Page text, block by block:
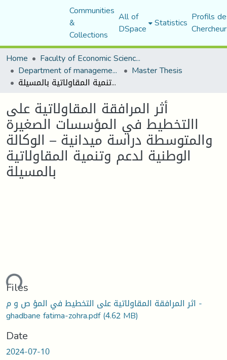
Communities
&
Collections
All of
DSpace Statistics Profils
Home
Faculty of Economic Sciences, Commerce and Management Sciences
Department of management sciences Master Thesis
أثر المرافقة المقاولاتية على االتخطيط في المؤسسات الصغيرة والمتوسطة دراسة ميدانية – الوكالة الوطنية لدعم وتنمية المقاولاتية بالمسيلة
أثر المرافقة المقاولاتية على
االتخطيط في المؤسسات الصغيرة
والمتوسطة دراسة ميدانية – الوكالة
الوطنية لدعم وتنمية المقاولاتية
بالمسيلة
Files
اثر المرافقة المقاولاتية على التخطيط في المؤ ص و م -
ghadbane fatima-zohra.pdf(4.62 MB)
Date
2024-07-10